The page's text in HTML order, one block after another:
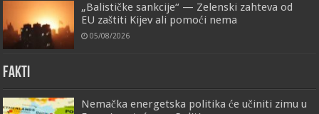
„Balističke sankcije“ — Zelenski zahteva od
EU zaštiti Kijev ali pomoći nema
05/08/2026
FAKTI
Nemačka energetska politika će učiniti zimu u